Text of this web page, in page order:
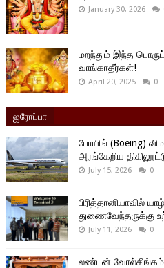
January 30, 2026
மறந்தும் இந்த
வாங்காதீர்கள்!
April 20, 2025 0
ஐரோப்பா
போயிங் (Boeing)
அரங்கேறிய
July 15, 2026 0
பிரித்தானியாவில்
துணைவேந்தருக்கு
July 11, 2026 0
லண்டன் வோல்சிங்கம்